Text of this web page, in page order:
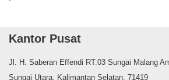
Kantor Pusat
Jl. H. Saberan Effendi RT.03 Sungai Malang
Sungai Utara, Kalimantan Selatan, 71419